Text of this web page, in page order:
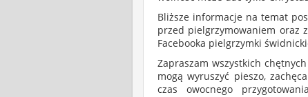
Bliższe informacje na temat
przed pielgrzymowaniem oraz
Facebooka pielgrzymki
Zapraszam wszystkich
mogą wyruszyć pieszo,
czas owocnego